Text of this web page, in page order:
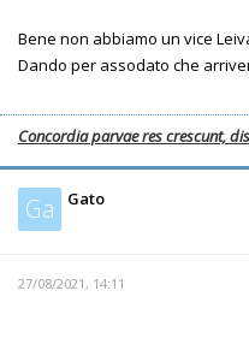
Bene non abbiamo un vice
Dando per assodato che
Concordia parvae res crescunt,
Ga Gato
27/08/2021, 14:11